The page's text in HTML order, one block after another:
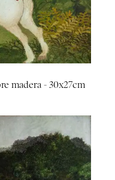
madera - 30x27cm